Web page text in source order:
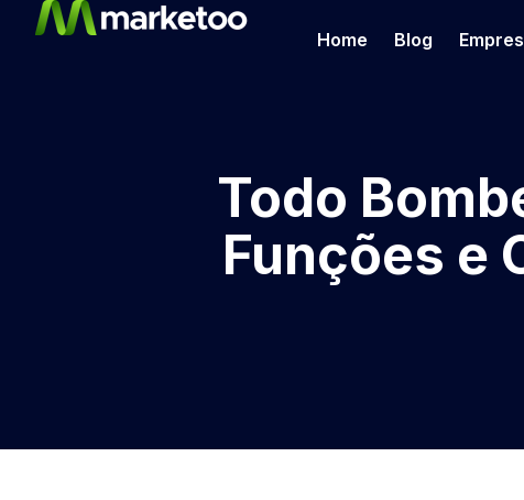
Home Blog
Todo
Funções e